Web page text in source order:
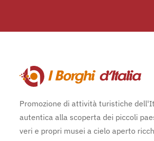
Promozione di attività turistiche
autentica alla scoperta dei piccoli
veri e propri musei a cielo aperto